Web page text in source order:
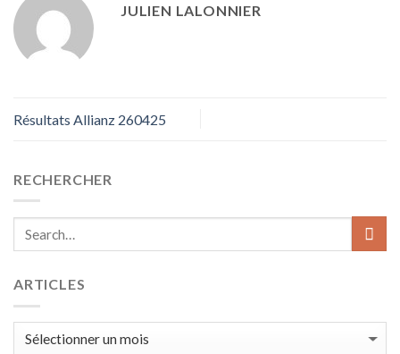
RECHERCHER
ARTICLES
ARTICLES
JULIEN LALONNIER
Résultats Allianz 260425